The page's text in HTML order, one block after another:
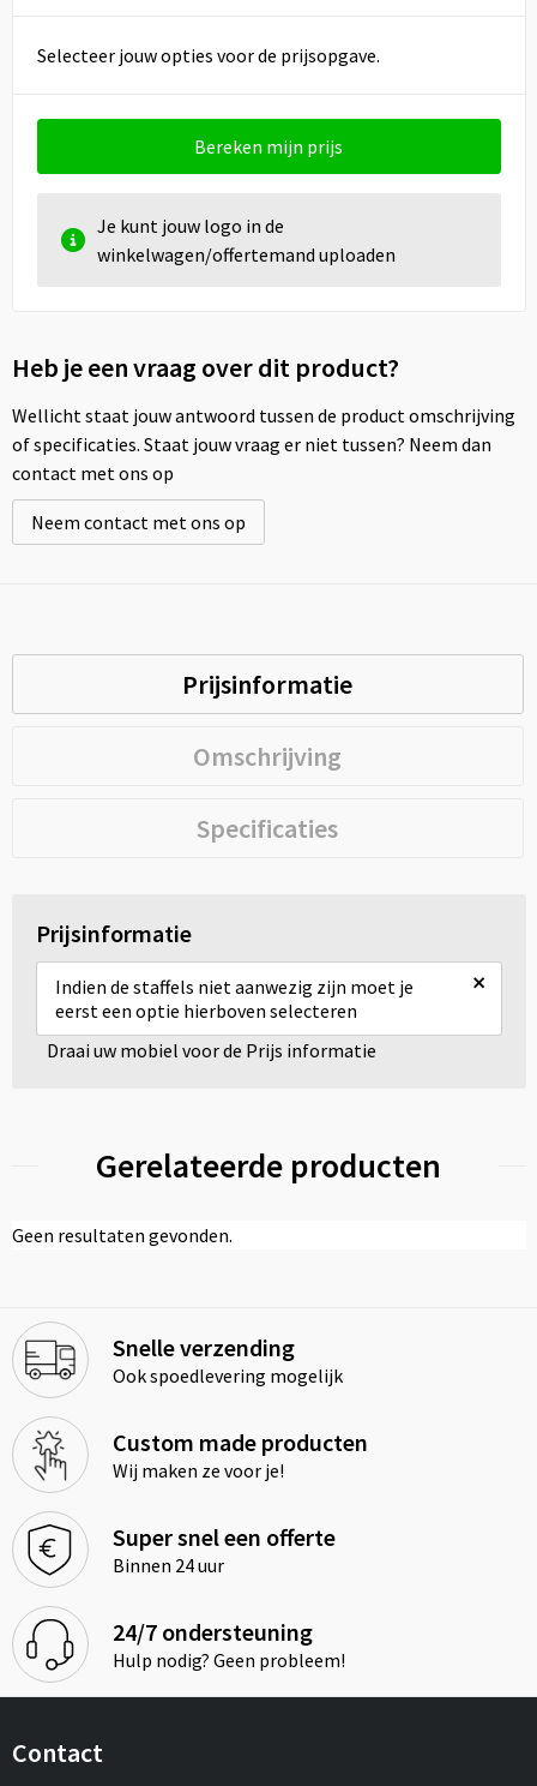
Selecteer jouw opties voor de prijsopgave.
Bereken mijn prijs
Je kunt jouw logo in de
winkelwagen/offertemand uploaden
Heb je een vraag over dit product?
Wellicht staat jouw antwoord tussen de product omschrijving
of specificaties. Staat jouw vraag er niet tussen? Neem dan
contact met ons op
Neem contact met ons op
Prijsinformatie
Omschrijving
Specificaties
Prijsinformatie
Indien de staffels niet aanwezig zijn moet je
eerst een optie hierboven selecteren
×
Draai uw mobiel voor de Prijs informatie
Gerelateerde producten
Geen resultaten gevonden.
Snelle verzending
Ook spoedlevering mogelijk
Custom made producten
Wij maken ze voor je!
Super snel een offerte
Binnen 24 uur
24/7 ondersteuning
Hulp nodig? Geen probleem!
Contact